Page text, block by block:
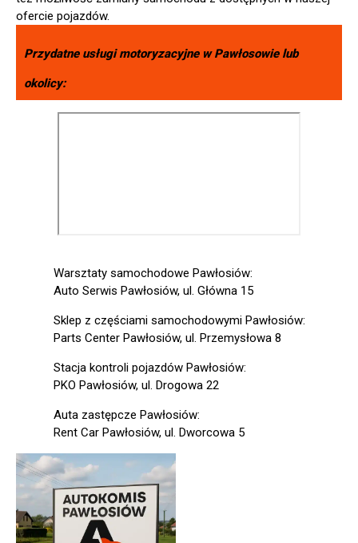
ofercie pojazdów.
Przydatne usługi motoryzacyjne wPawłosowielub
okolicy:
Warsztaty samochodowe Pawłosiów:
Auto Serwis Pawłosiów, ul. Główna 15
Sklep z częściami samochodowymi Pawłosiów:
Parts Center Pawłosiów, ul. Przemysłowa 8
Stacja kontroli pojazdów Pawłosiów:
PKO Pawłosiów, ul. Drogowa 22
Auta zastępcze Pawłosiów:
Rent Car Pawłosiów, ul. Dworcowa 5